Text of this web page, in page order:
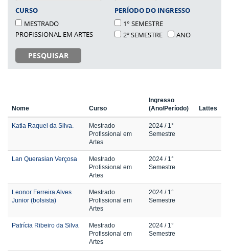
CURSO
MESTRADO
PROFISSIONAL EM ARTES
PESQUISAR
ANO
PERÍODO DO INGRESSO
1° SEMESTRE
2º SEMESTRE
ANO
Nome Curso
Ingresso
(Ano/Período)
Lattes
Katia Raquel da Silva.
Mestrado
Profissional em
Artes
2024 / 1°
Semestre
Lan Querasian Verçosa
Mestrado
Profissional em
Artes
2024 / 1°
Semestre
Leonor Ferreira Alves
Junior (bolsista)
Mestrado
Profissional em
Artes
2024 / 1°
Semestre
Patrícia Ribeiro da Silva
Mestrado
Profissional em
Artes
2024 / 1°
Semestre